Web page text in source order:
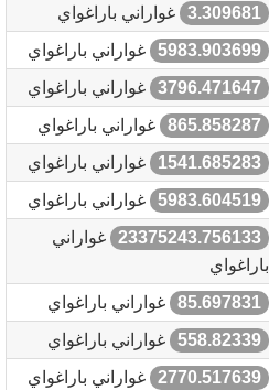
3.309681
غواراني باراغواي
5983.903699
غواراني باراغواي
3796.471647
غواراني باراغواي
865.858287
غواراني باراغواي
1541.685283
غواراني باراغواي
5983.604519 غواراني باراغواي
23375243.756133
غواراني
باراغواي
85.697831
غواراني باراغواي
558.82339
غواراني باراغواي
2770.517639
غواراني باراغواي